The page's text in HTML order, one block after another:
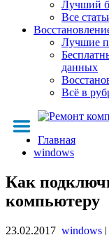
Лучший
Все
Лучшие
данных
Всё в
Главная
windows
Как
компьютеру
23.02.2017 windows |